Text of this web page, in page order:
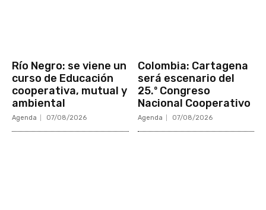
Río Negro: se viene un
curso de Educación
cooperativa, mutual y
ambiental
Agenda 07/08/2026
Colombia: Cartagena
será escenario del
25.º Congreso
Nacional Cooperativo
Agenda 07/08/2026